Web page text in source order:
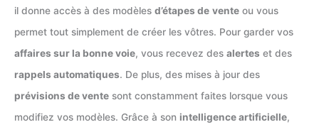
il donne accès à des modèles d’étapes de vente ou vous
permet tout simplement de créer les vôtres. Pour garder vos
affaires sur la bonne voie, vous recevez des alertes et des
rappels automatiques. De plus, des mises à jour des
prévisions de vente sont constamment faites lorsque vous
modifiez vos modèles. Grâce à son intelligence artificielle,